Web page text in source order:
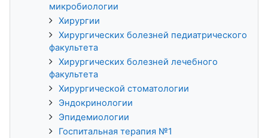
микробиологии
Хирургии
Хирургических болезней педиатрического
факультета
Хирургических болезней лечебного
факультета
Хирургической стоматологии
Эндокринологии
Эпидемиологии
Госпитальная терапия №1